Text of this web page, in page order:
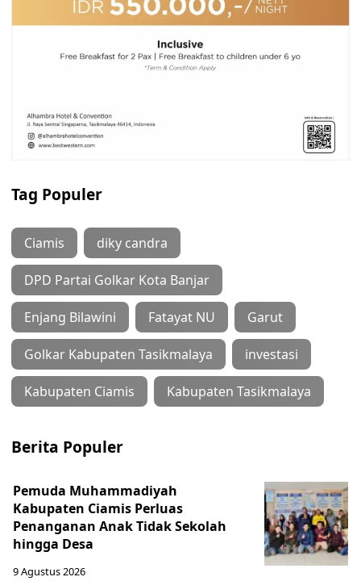
Tag Populer
Ciamis diky candra
DPD Partai Golkar Kota Banjar
Enjang Bilawini Fatayat NU Garut
Golkar Kabupaten Tasikmalaya investasi
Kabupaten Ciamis Kabupaten Tasikmalaya
Berita Populer
Pemuda Muhammadiyah
Kabupaten Ciamis Perluas
Penanganan Anak Tidak Sekolah
hingga Desa
9 Agustus 2026